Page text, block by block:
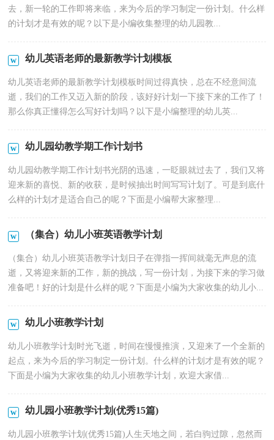
去，新一轮的工作即将来临，来为今后的学习制定一份计划。什么样
的计划才是有效的呢？以下是小编收集整理的幼儿园教...
幼儿英语老师的最新教学计划模板
幼儿英语老师的最新教学计划模板时间过得真快，总在不经意间流
逝，我们的工作又迈入新的阶段，该好好计划一下接下来的工作了！
那么你真正懂得怎么写好计划吗？以下是小编整理的幼儿英...
幼儿园幼教学期工作计划书
幼儿园幼教学期工作计划书光阴的迅速，一眨眼就过去了，我们又将
迎来新的喜悦、新的收获，是时候抽出时间写写计划了。可是到底什
么样的计划才是适合自己的呢？下面是小编帮大家整理...
（集合）幼儿小班英语教学计划
（集合）幼儿小班英语教学计划日子在弹指一挥间就毫无声息的流
逝，又将迎来新的工作，新的挑战，写一份计划，为接下来的学习做
准备吧！好的计划是什么样的呢？下面是小编为大家收集的幼儿小...
幼儿小班教学计划
幼儿小班教学计划时光飞逝，时间在慢慢推演，又迎来了一个全新的
起点，来为今后的学习制定一份计划。什么样的计划才是有效的呢？
下面是小编为大家收集的幼儿小班教学计划，欢迎大家借...
幼儿园小班教学计划(优秀15篇)
幼儿园小班教学计划(优秀15篇)人生天地之间，若白驹过隙，忽然而